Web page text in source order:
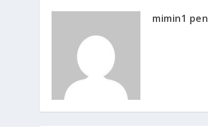
mimin1